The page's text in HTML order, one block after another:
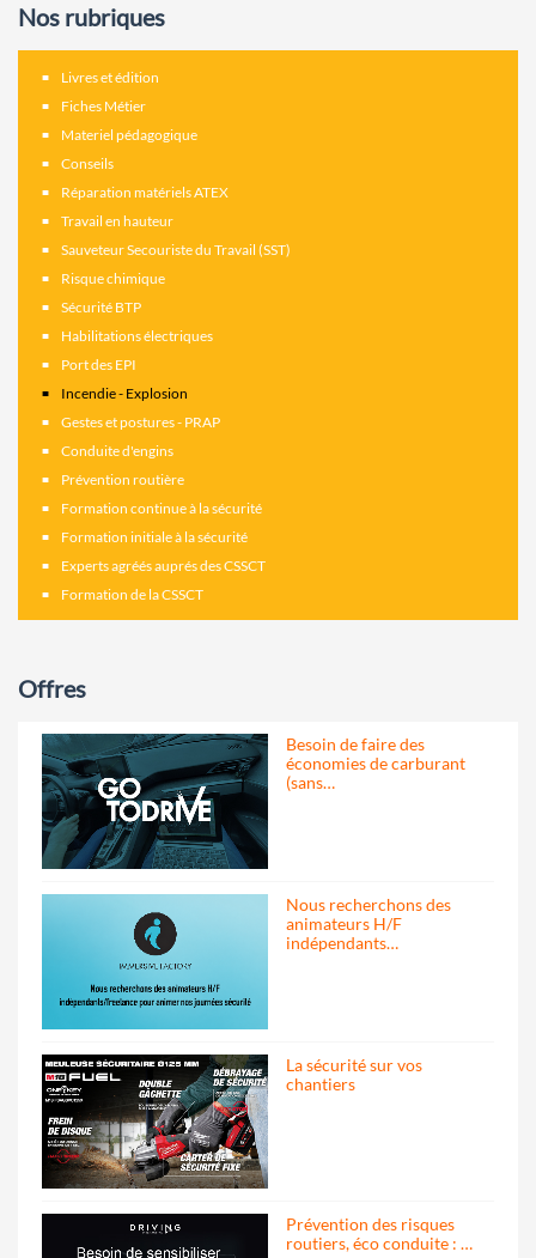
Nos rubriques
Livres et édition
Fiches Métier
Materiel pédagogique
Conseils
Réparation matériels ATEX
Travail en hauteur
Sauveteur Secouriste du Travail (SST)
Risque chimique
Sécurité BTP
Habilitations électriques
Port des EPI
Incendie - Explosion
Gestes et postures - PRAP
Conduite d'engins
Prévention routière
Formation continue à la sécurité
Formation initiale à la sécurité
Experts agréés auprés des CSSCT
Formation de la CSSCT
Offres
Besoin de faire des
économies de carburant
(sans…
Nous recherchons des
animateurs H/F
indépendants…
La sécurité sur vos
chantiers
Prévention des risques
routiers, éco conduite : …